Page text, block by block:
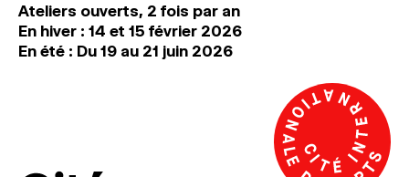
Ateliers ouverts, 2 fois par an
En hiver : 14 et 15 février 2026
En été : Du 19 au 21 juin 2026